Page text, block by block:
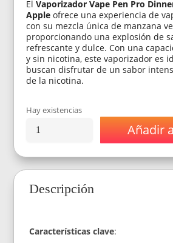
ElVaporizador Vape Pen Pro
Apple ofrece una experiencia de
con su mezcla única de manzana
proporcionando una explosión de
refrescante y dulce. Con una
y sin nicotina, este vaporizador es
buscan disfrutar de un sabor
de la nicotina.
Hay existencias
Vaporizador
Pen
Pro
Lady
Nic
Añadir
Descripción
Características clave: